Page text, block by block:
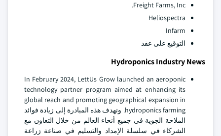
Freight Farms, Inc.
Heliospectra
Infarm
التوقيع على عقد
Hydroponics Industry News
In February 2024, LettUs Grow launched an aeroponic
technology partner program aimed at enhancing its
global reach and promoting geographical expansion in
hydroponics farming. وتهدف هذه المبادرة إلى زيادة فوائد
الملاحة الجوية في جميع أنحاء العالم من خلال التعاون مع
الشركاء في سلسلة الإمداد والتسليم في صناعة زراعة